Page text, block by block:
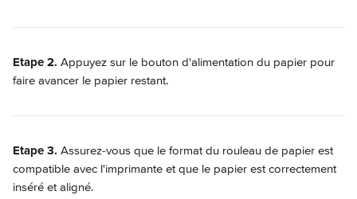
Etape 2. Appuyez sur le bouton d'alimentation du papier pour
faire avancer le papier restant.
Etape 3. Assurez-vous que le format du rouleau de papier est
compatible avec l'imprimante et que le papier est correctement
inséré et aligné.